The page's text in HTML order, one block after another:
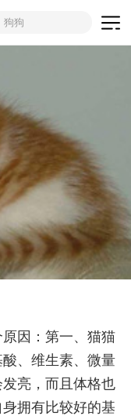
因：第一、猫猫
、维生素、微量
亮，而且体格也
拥有比较好的基